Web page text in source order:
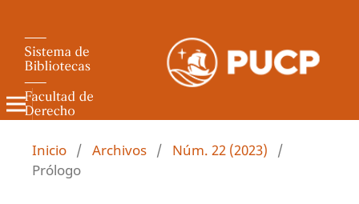
Revista de Derecho Administrativo
Inicio / Archivos / Núm. 22 (2023)
/
Prólogo